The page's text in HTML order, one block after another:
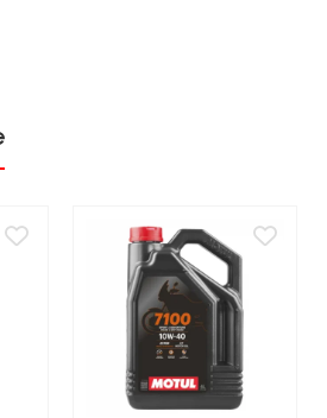
de tratament: convertoare
în conducta de evacuare ...
stradale fără convertoare
uri, UTV